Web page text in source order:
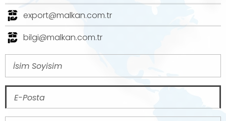
export@malkan.com.tr
bilgi@malkan.com.tr